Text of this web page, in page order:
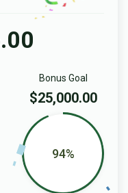
Bonus Goal
$25,000.00
94%